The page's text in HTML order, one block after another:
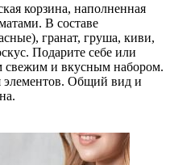
корзина, наполненная
В составе
гранат, груша, киви,
Подарите себе или
свежим и вкусным набором.
Общий вид и